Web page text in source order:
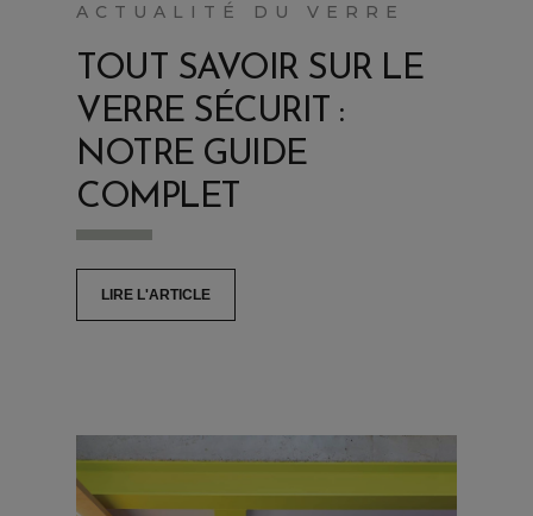
ACTUALITÉ DU VERRE
TOUT SAVOIR SUR LE
VERRE SÉCURIT :
NOTRE GUIDE
COMPLET
LIRE L'ARTICLE